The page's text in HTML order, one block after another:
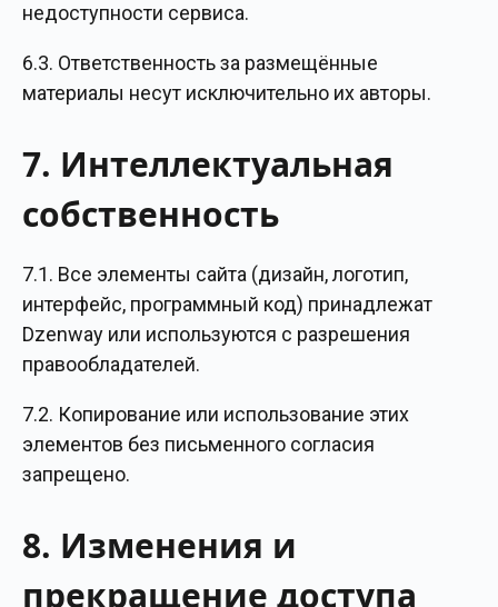
недоступности сервиса.
6.3. Ответственность за размещённые
материалы несут исключительно их авторы.
7. Интеллектуальная
собственность
7.1. Все элементы сайта (дизайн, логотип,
интерфейс, программный код) принадлежат
Dzenway или используются с разрешения
правообладателей.
7.2. Копирование или использование этих
элементов без письменного согласия
запрещено.
8. Изменения и
прекращение доступа